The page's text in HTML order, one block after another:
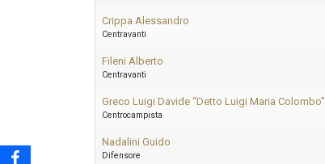
Crippa Alessandro
Centravanti
Fileni Alberto
Centravanti
Greco Luigi Davide “Detto Luigi Maria Colombo”
Centrocampista
Nadalini Guido
Difensore